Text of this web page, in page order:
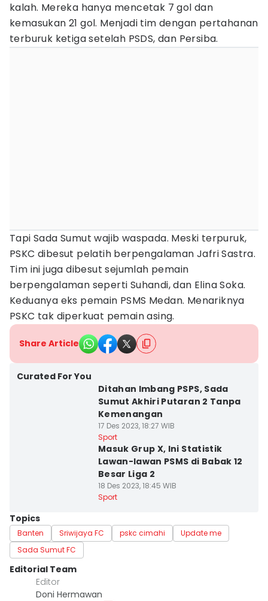
kalah. Mereka hanya mencetak 7 gol dan
kemasukan 21 gol. Menjadi tim dengan pertahanan
terburuk ketiga setelah PSDS, dan Persiba.
Tapi Sada Sumut wajib waspada. Meski terpuruk,
PSKC dibesut pelatih berpengalaman Jafri Sastra.
Tim ini juga dibesut sejumlah pemain
berpengalaman seperti Suhandi, dan Elina Soka.
Keduanya eks pemain PSMS Medan. Menariknya
PSKC tak diperkuat pemain asing.
Share Article
Curated For You
Ditahan Imbang PSPS, Sada
Sumut Akhiri Putaran 2 Tanpa
Kemenangan
17 Des 2023, 18:27 WIB
Sport
Masuk Grup X, Ini Statistik
Lawan-lawan PSMS di Babak 12
Besar Liga 2
18 Des 2023, 18:45 WIB
Sport
Topics
Banten Sriwijaya FC pskc cimahi
Update me
Sada Sumut FC
Editorial Team
Editor
Doni Hermawan